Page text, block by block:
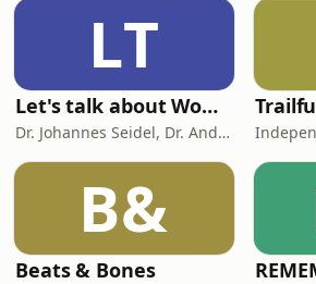
LT
Let's talk about Woman & Health
Dr. Johannes Seidel, Dr. Andreas Nather, Dr. Agnes Jäger-Lansky, Kolleginnen und Kollegen
B&
Beats & Bones